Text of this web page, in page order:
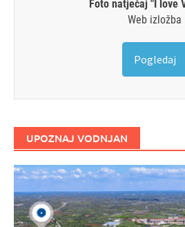
Foto natječaj "I love
Web izložba
Pogledaj
UPOZNAJ VODNJAN